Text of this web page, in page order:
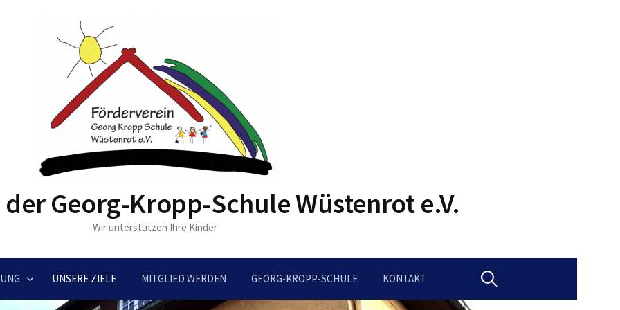
Georg-Kropp-Schule Wüstenrot e.V.
Wir unterstützen Ihre Kinder
UNSERE ZIELE MITGLIED WERDEN GEORG-KROPP-SCHULE KONTAKT S